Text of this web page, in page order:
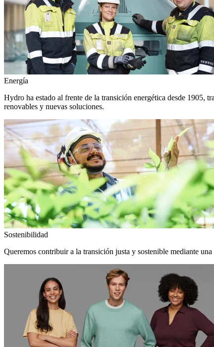
Energía
Hydro ha estado al frente de la transición energética desde 1905,
renovables y nuevas soluciones.
Sostenibilidad
Queremos contribuir a la transición justa y sostenible mediante